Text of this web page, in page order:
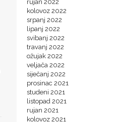
rujan 2022
kolovoz 2022
srpanj 2022
lipanj 2022
svibanj 2022
travanj 2022
ožujak 2022
veljača 2022
siječanj 2022
prosinac 2021
studeni 2021
listopad 2021
rujan 2021
kolovoz 2021